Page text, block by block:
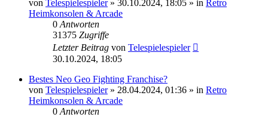
von Telespielespieler» 30.10.2024, 18:05 » in Retro
Heimkonsolen & Arcade
0Antworten
31375 Zugriffe
Letzter Beitrag von Telespielespieler
30.10.2024, 18:05
Bestes Neo Geo Fighting Franchise?
von Telespielespieler» 28.04.2024, 01:36 » in Retro
Heimkonsolen & Arcade
0Antworten